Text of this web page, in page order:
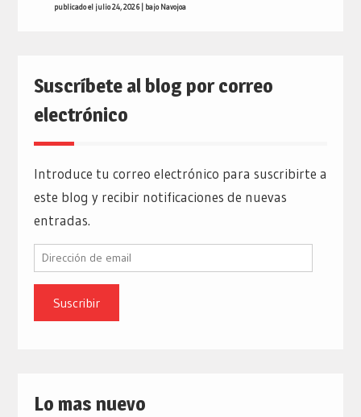
publicado el julio 24, 2026| bajoNavojoa
Suscríbete al blog por correo
electrónico
Introduce tu correo electrónico para suscribirte a
este blog y recibir notificaciones de nuevas
entradas.
Dirección
email
Lo mas nuevo